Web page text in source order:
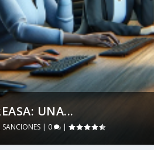
UNA...
SANCIONES | 0 |